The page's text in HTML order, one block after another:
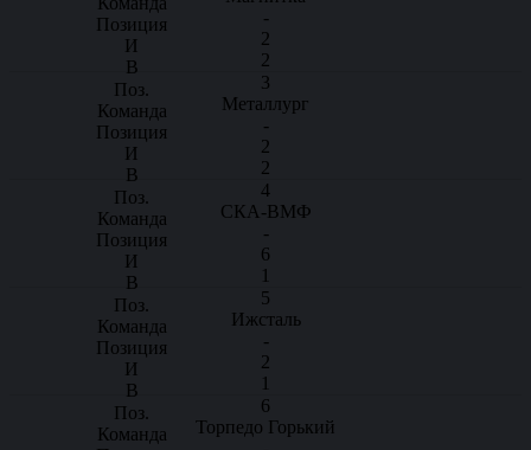
-
2
2
3
Металлург
-
2
2
4
СКА-ВМФ
-
6
1
5
Ижсталь
-
2
1
6
Торпедо Горький